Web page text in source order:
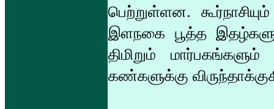
பெற்றுள்ளன.
இளநகை பூத்த
திமிறும்
கண்களுக்கு